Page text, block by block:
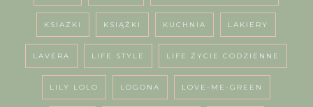
KSIAŻKI KSIĄŻKI KUCHNIA LAKIERY
LAVERA LIFE STYLE LIFE ŻYCIE CODZIENNE
LILY LOLO LOGONA LOVE-ME-GREEN